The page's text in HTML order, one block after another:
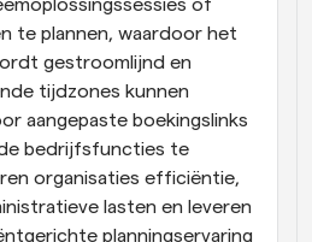
of
te plannen, waardoor het
gestroomlijnd en
tijdzones kunnen
aangepaste boekingslinks
bedrijfsfuncties te
organisaties efficiëntie,
lasten en leveren
planningservaring